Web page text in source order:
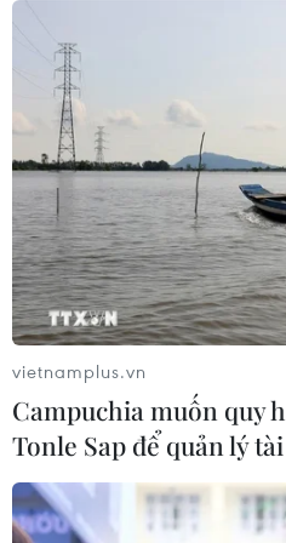
Israel thử nghiệm tên lửa
lúc căng thẳng khu vực leo
06/08/2026 11:17
Iran cảnh báo đáp trả
tầng năng lượng khu vực
Iran và Oman đạt thỏa
tuyến vận tải qua eo biển
06/08/2026 04:36
vietnamplus.vn
Campuchia muốn quy
Tonle Sap để quản lý